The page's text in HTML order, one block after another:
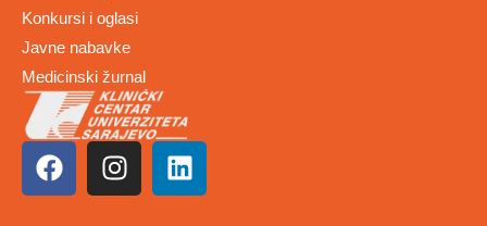
Konkursi i oglasi
Javne nabavke
Medicinski žurnal